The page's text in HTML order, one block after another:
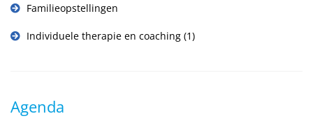
Familieopstellingen
Individuele therapie en coaching (1)
Agenda